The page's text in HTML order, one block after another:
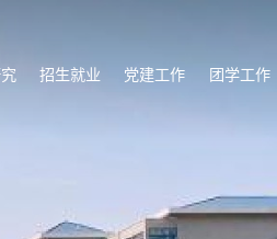
招生就业 党建工作 团学工作